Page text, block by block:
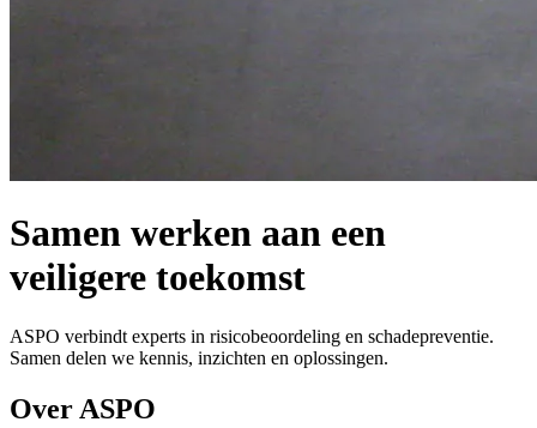
Samen werken aan een
veiligere toekomst
ASPO verbindt experts in risicobeoordeling en schadepreventie.
Samen delen we kennis, inzichten en oplossingen.
Over ASPO